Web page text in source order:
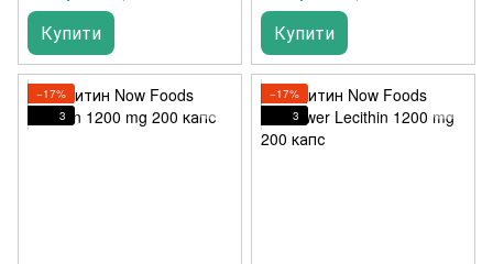
Купити Купити
−17%
3
−17%
3